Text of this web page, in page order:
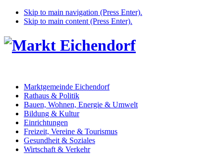
Skip to main navigation (Press Enter).
Skip to main content (Press Enter).
Marktgemeinde Eichendorf
Rathaus & Politik
Bauen, Wohnen, Energie & Umwelt
Bildung & Kultur
Einrichtungen
Freizeit, Vereine & Tourismus
Gesundheit & Soziales
Wirtschaft & Verkehr